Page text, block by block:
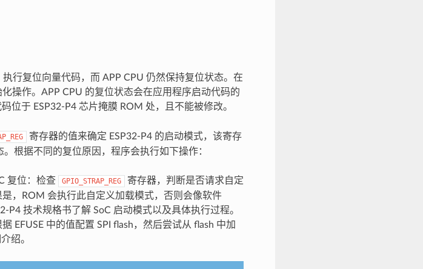
行复位向量代码，而 APP CPU 仍然保持复位状态。在
操作。APP CPU 的复位状态会在应用程序启动代码的
位于 ESP32-P4 芯片掩膜 ROM 处，且不能被修改。
寄存器的值来确定 ESP32-P4 的启动模式，该寄存
根据不同的复位原因，程序会执行如下操作：
复位：检查 GPIO_STRAP_REG
寄存器，判断是否请求自定
，ROM 会执行此自定义加载模式，否则会像软件
P4 技术规格书了解 SoC 启动模式以及具体执行过程。
EFUSE 中的值配置 SPI flash，然后尝试从 flash 中加
绍。